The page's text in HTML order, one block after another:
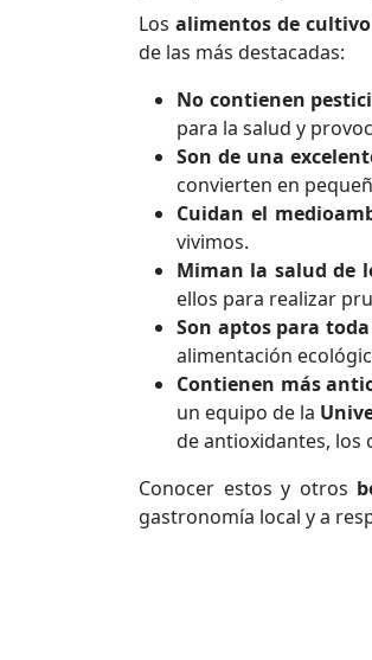
Losalimentos de
de las más destacadas:
No contienen
para la salud y
Son de una
convierten en
Cuidan el
vivimos.
Miman la salud de
ellos para realizar
Son aptos para
alimentación
Contienen más
un equipo de la
de antioxidantes, los
Conocer estos y otros
gastronomía local y a